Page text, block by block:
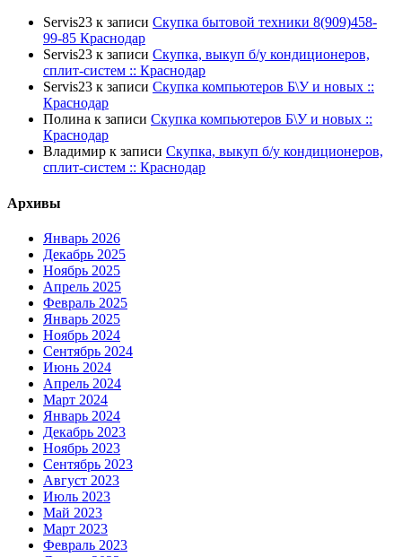
Servis23 к записи Скупка бытовой техники 8(909)458-
99-85 Краснодар
Servis23 к записи Скупка, выкуп б/у кондиционеров,
сплит-систем :: Краснодар
Servis23 к записи Скупка компьютеров Б\У и новых ::
Краснодар
Полина к записи Скупка компьютеров Б\У и новых ::
Краснодар
Владимир к записи Скупка, выкуп б/у кондиционеров,
сплит-систем :: Краснодар
Архивы
Январь 2026
Декабрь 2025
Ноябрь 2025
Апрель 2025
Февраль 2025
Январь 2025
Ноябрь 2024
Сентябрь 2024
Июнь 2024
Апрель 2024
Март 2024
Январь 2024
Декабрь 2023
Ноябрь 2023
Сентябрь 2023
Август 2023
Июль 2023
Май 2023
Март 2023
Февраль 2023